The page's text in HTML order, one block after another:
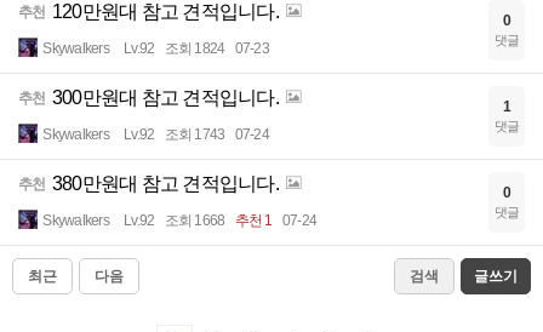
추천 120만원대 참고 견적입니다.
Skywalkers Lv.92 조회 1824 07-23
0
댓글
추천 300만원대 참고 견적입니다.
Skywalkers Lv.92 조회 1743 07-24
1
댓글
추천 380만원대 참고 견적입니다.
Skywalkers Lv.92 조회 1668 추천 1 07-24
0
댓글
최근 다음 검색 글쓰기